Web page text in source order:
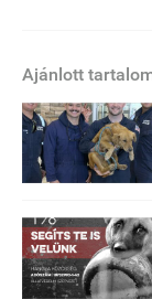
Ajánlott